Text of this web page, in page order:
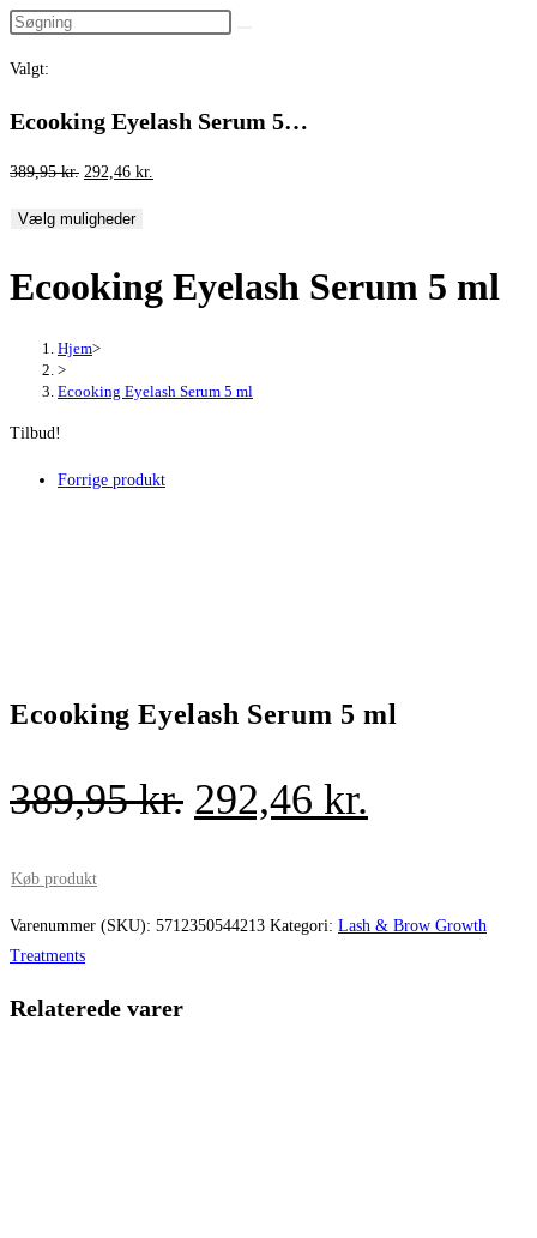
Valgt:
Ecooking Eyelash Serum 5…
389,95kr. Den
pris
389,95 kr..
292,46 kr.
292,46 kr..
Vælg muligheder
Ecooking Eyelash Serum 5 ml
Hjem>
>
Ecooking Eyelash Serum 5 ml
Tilbud!
Forrige produkt
Ecooking Eyelash Serum 5 ml
389,95kr. Den
var:
292,46 kr.
er:
Køb produkt
Varenummer (SKU): 5712350544213 Kategori: Lash & Brow Growth
Treatments
Relaterede varer